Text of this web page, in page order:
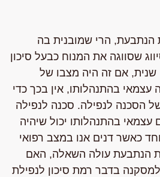
הנתבעת, הרי שמובנית בה
שסווגה את המנוח כבעל סיכון
שנית, אם זה היה מצבו של
עצמאי בהתנהלותו, אין בכך כדי
הסכנה לנפילה. סכנה לנפילה
עצמאי בהתנהלותו יכול שיהיה
כאשר דנים אנו במצב רפואי
הנתבעת עולה השאלה, האם
בדבר רמת סיכון לנפילת